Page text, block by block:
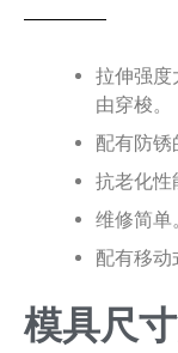
拉伸强度
由穿梭。
配有防锈
抗老化性
维修简单
配有移动
模具尺